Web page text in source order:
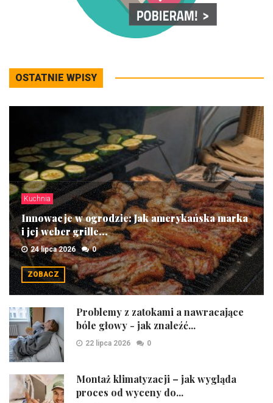
OSTATNIE WPISY
Kuchnia
Innowacje w ogrodzie: Jak amerykańska marka
i jej weber grille...
24 lipca 2026 0
ZOBACZ
Problemy z zatokami a nawracające
bóle głowy - jak znaleźć...
22 lipca 2026 0
Montaż klimatyzacji – jak wygląda
proces od wyceny do...